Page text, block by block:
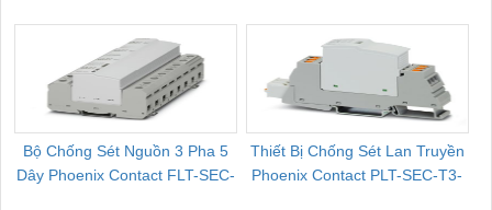
Bộ Chống Sét Nguồn 3 Pha 5
Dây Phoenix Contact FLT-SEC-
Thiết Bị Chống Sét Lan Truyền
Phoenix Contact PLT-SEC-T3-